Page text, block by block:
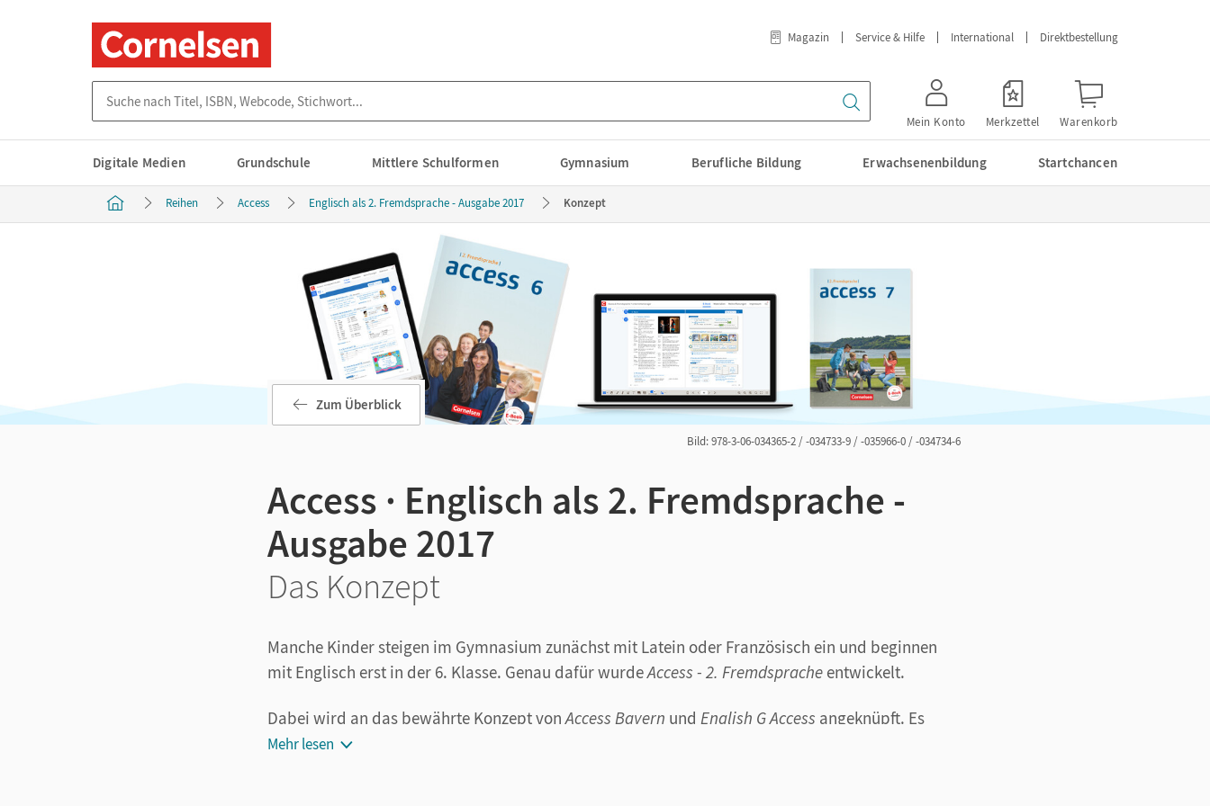
Magazin Service & Hilfe International Direktbestellung
Mein Konto Merkzettel Warenkorb
Digitale Medien Grundschule Mittlere Schulformen Gymnasium Berufliche Bildung Erwachsenenbildung Startchancen
Reihen Access Englisch als 2. Fremdsprache - Ausgabe 2017 Konzept
Bild: 978-3-06-034365-2 / -034733-9 / -035966-0 / -034734-6
Zum Überblick
Access · Englisch als 2. Fremdsprache -
Ausgabe 2017
Das Konzept
Manche Kinder steigen im Gymnasium zunächst mit Latein oder Französisch ein und beginnen
mit Englisch erst in der 6. Klasse. Genau dafür wurdeAccess - 2. Fremdsprache entwickelt.
Dabei wird an das bewährte Konzept vonAccess Bayern und English G Access angeknüpft. Es
gibt eine Kompetenzschulung in jeder Unit. Das Methodentraining wird mit Themen- und
Mehr lesen